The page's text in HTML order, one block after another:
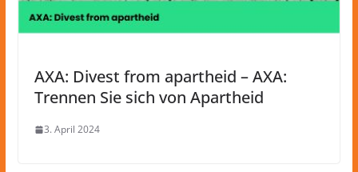
AXA: Divest from apartheid – AXA:
Trennen Sie sich von Apartheid
3. April 2024